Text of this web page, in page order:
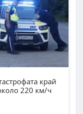
край
220 км/ч